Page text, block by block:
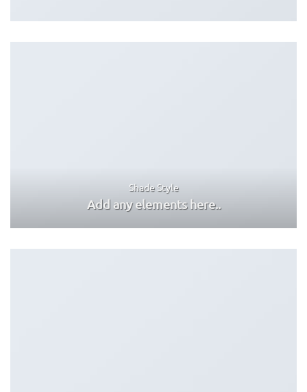
Shade Style
Add any elements here..